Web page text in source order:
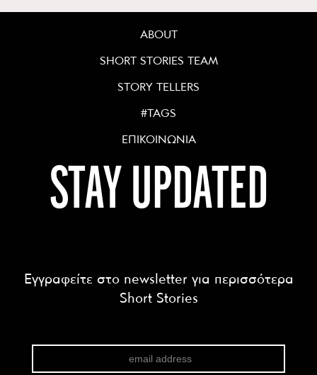
ABOUT
SHORT STORIES TEAM
STORY TELLERS
#TAGS
ΕΠΙΚΟΙΝΩΝΙΑ
STAY UPDATED
Εγγραφείτε στο newsletter για περισσότερα
Short Stories